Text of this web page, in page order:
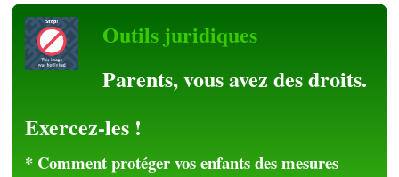
Outils juridiques
Parents, vous avez des droits.
Exercez-les !
* Comment protéger vos enfants des mesures